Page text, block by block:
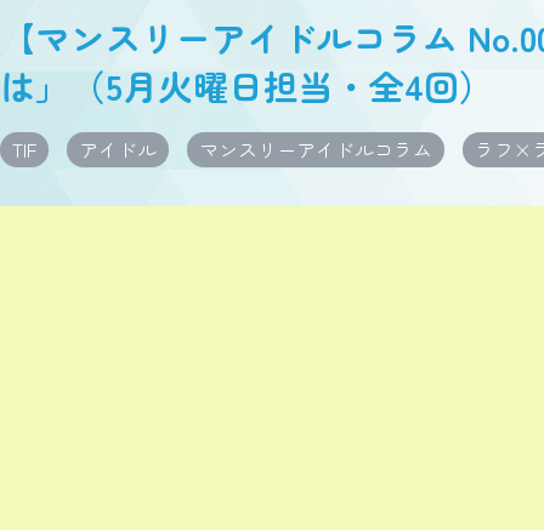
【マンスリーアイドルコラム
は」（5月火曜日担当・全4回）
TIF アイドル マンスリーアイドルコラム ラフ×